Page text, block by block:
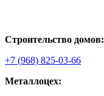
Строительство домов:
+7 (968) 825-03-66
Металлоцех: